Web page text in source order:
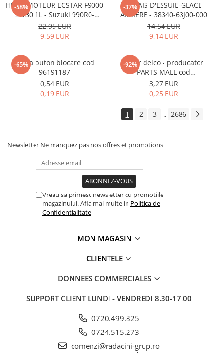
-58%
HUILE MOTEUR ECSTAR F9000
5W30 1L - Suzuki 990R0-
21E72-001
22,95 EUR
9,59 EUR
-37%
BALAIS D'ESSUIE-GLACE
ARRIÈRE - 38340-63J00-000
14,54 EUR
9,14 EUR
-65%
Rama buton blocare cod
96191187
0,54 EUR
0,19 EUR
-92%
Rotor delco - producator
PARTS MALL cod
33310A78B00-000
3,27 EUR
0,25 EUR
1 2 3 ... 2686
Newsletter Ne manquez pas nos offres et promotions
Vreau sa primesc newsletter cu promotiile
magazinului. Afla mai multe in Politica de
Confidentialitate
MON MAGASIN
CLIENTÈLE
DONNÉES COMMERCIALES
SUPPORT CLIENT LUNDI - VENDREDI 8.30-17.00
0720.499.825
0724.515.273
comenzi@radacini-grup.ro